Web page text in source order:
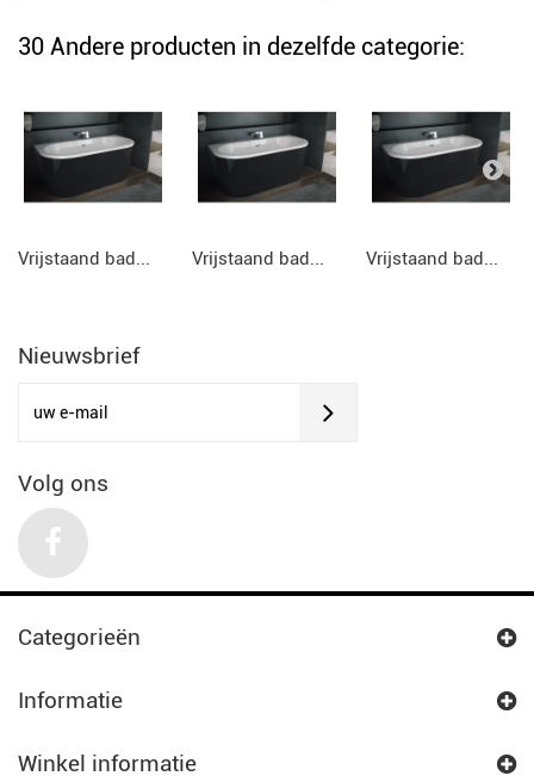
30 Andere producten in dezelfde categorie:
Vrijstaand bad... Vrijstaand bad... Vrijstaand bad...
Nieuwsbrief
Volg ons
Categorieën
Informatie
Winkel informatie